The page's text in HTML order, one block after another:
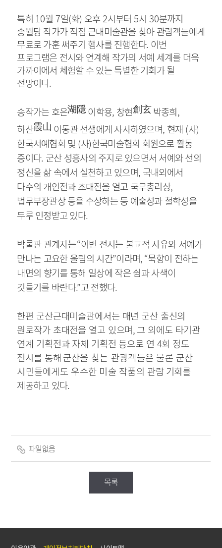
특히 10월 7일(화) 오후2시부터 5시 30분까지
송월당 작가가 직접 근대미술관을 찾아 관람객들에게
무료로 가훈 써주기 행사를 진행한다. 이번
프로그램은 전시와 연계해 작가의 서예 세계를 더욱
가까이에서 체험할 수 있는 특별한 기회가 될
전망이다.
송작가는 호은湖隱이학용, 창현創玄박종희,
하산霞山 이동관 선생에게 사사하였으며, 현재 (사)
한국서예협회 및 (사)한국미술협회 회원으로 활동
중이다. 군산 성흥사의 주지로 있으면서 서예와 선의
정신을 삶 속에서 실천하고 있으며, 국내외에서
다수의 개인전과 초대전을 열고 국무총리상,
법무부장관상 등을 수상하는 등 예술성과 철학성을
두루 인정받고 있다.
박물관 관계자는“이번 전시는 불교적 사유와 서예가
만나는 고요한 울림의 시간”이라며, “묵향이 전하는
내면의 향기를 통해 일상에 작은 쉼과 사색이
깃들기를 바란다.”고 전했다.
한편 군산근대미술관에서는 매년 군산 출신의
원로작가 초대전을 열고 있으며,그 외에도 타기관
연계 기획전과 자체 기획전 등으로 연 4회 정도
전시를 통해 군산을 찾는 관광객들은 물론 군산
시민들에게도 우수한 미술 작품의 관람기회를
제공하고 있다.
파일없음
목록